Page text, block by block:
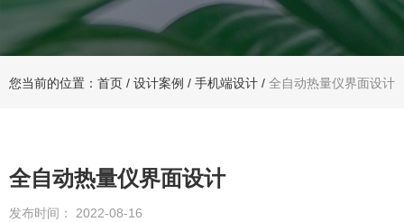
您当前的位置：首页 / 设计案例 / 手机端设计 / 全自动热量仪界面设计
全自动热量仪界面设计
发布时间： 2022-08-16